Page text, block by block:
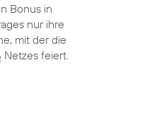
Bonus in
nur ihre
mit der die
Netzes feiert.